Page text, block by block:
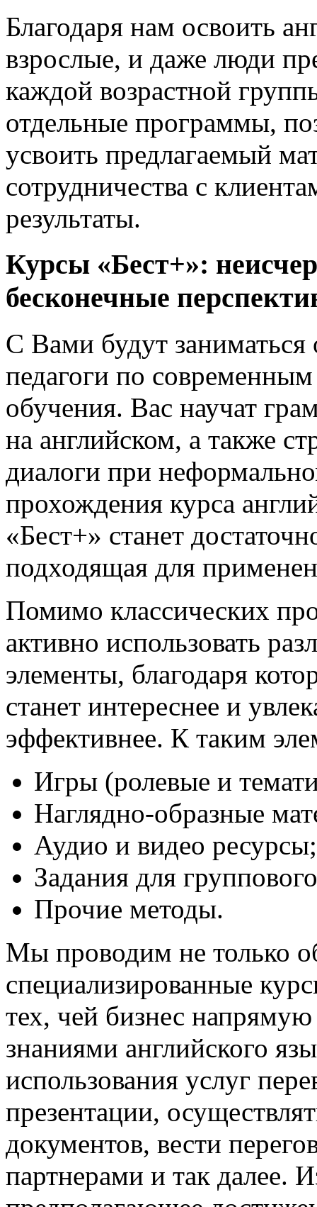
Благодаря нам освоить
взрослые, и даже люди
каждой возрастной
отдельные программы,
усвоить предлагаемый
сотрудничества с
результаты.
Курсы «Бест+»:
бесконечные
С Вами будут
педагоги по
обучения. Вас научат
на английском, а также
диалоги при
прохождения курса
«Бест+» станет
подходящая для
Помимо классических
активно использовать
элементы, благодаря
станет интереснее и
эффективнее. К таким
Игры (ролевые и
Наглядно-образные
Аудио и видео ресурсы;
Задания для
Прочие методы.
Мы проводим не только
специализированные
тех, чей бизнес
знаниями английского
использования услуг
презентации,
документов, вести
партнерами и так далее.